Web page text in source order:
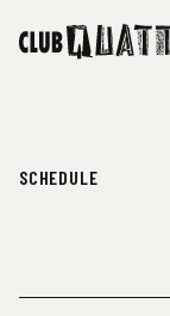
SCHEDULE